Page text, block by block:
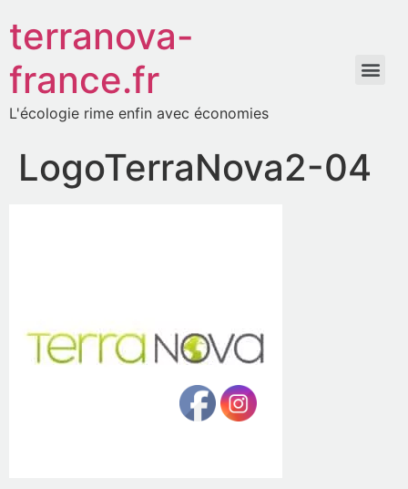
terranova-
france.fr
L'écologie rime enfin avec économies
LogoTerraNova2-04